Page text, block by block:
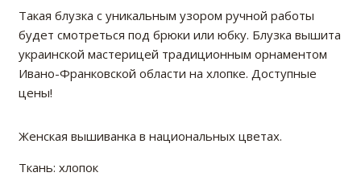
Такая блузка с уникальным узором ручной работы
будет смотреться под брюки или юбку. Блузка вышита
украинской мастерицей традиционным орнаментом
Ивано-Франковской области на хлопке. Доступные
цены!
Женская вышиванка в национальных цветах.
Ткань: хлопок